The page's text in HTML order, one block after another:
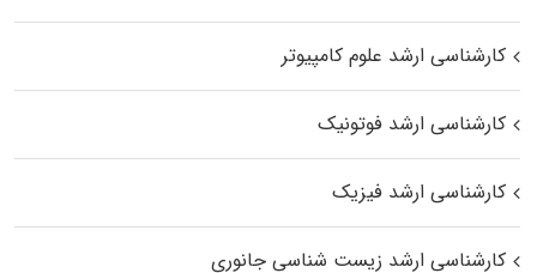
کارشناسی ارشد علوم کامپیوتر
کارشناسی ارشد فوتونیک
کارشناسی ارشد فیزیک
کارشناسی ارشد زیست‌ شناسی جانوری